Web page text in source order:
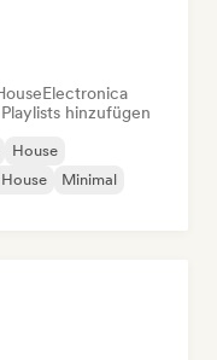
Electronica
hinzufügen
House
Minimal